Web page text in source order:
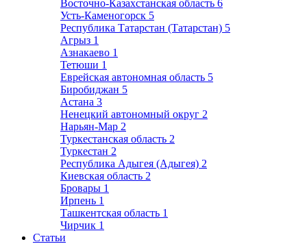
Восточно-Казахстанская область 6
Усть-Каменогорск 5
Республика Татарстан (Татарстан) 5
Агрыз 1
Азнакаево 1
Тетюши 1
Еврейская автономная область 5
Биробиджан 5
Астана 3
Ненецкий автономный округ 2
Нарьян-Мар 2
Туркестанская область 2
Туркестан 2
Республика Адыгея (Адыгея) 2
Киевская область 2
Бровары 1
Ирпень 1
Ташкентская область 1
Чирчик 1
Статьи